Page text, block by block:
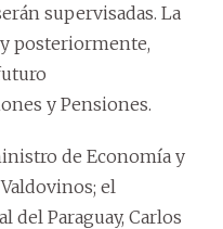
supervisadas. La
posteriormente,
y Pensiones.
de Economía y
el
del Paraguay, Carlos